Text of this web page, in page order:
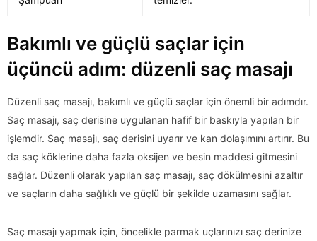
Bakımlı ve güçlü saçlar için
üçüncü adım: düzenli saç masajı
Düzenli saç masajı, bakımlı ve güçlü saçlar için önemli bir adımdır.
Saç masajı, saç derisine uygulanan hafif bir baskıyla yapılan bir
işlemdir. Saç masajı, saç derisini uyarır ve kan dolaşımını artırır. Bu
da saç köklerine daha fazla oksijen ve besin maddesi gitmesini
sağlar. Düzenli olarak yapılan saç masajı, saç dökülmesini azaltır
ve saçların daha sağlıklı ve güçlü bir şekilde uzamasını sağlar.
Saç masajı yapmak için, öncelikle parmak uçlarınızı saç derinize